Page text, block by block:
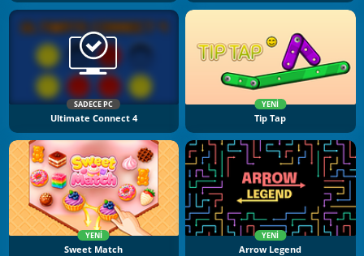
SADECE PC
Ultimate Connect 4
YENI
Tip Tap
YENI
Sweet Match
YENI
Arrow Legend